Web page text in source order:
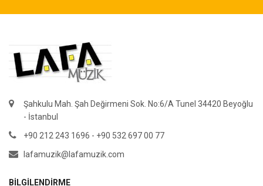
Şahkulu Mah. Şah Değirmeni Sok. No:6/A Tunel 34420 Beyoğlu
- İstanbul
+90 212 243 1696 - +90 532 697 00 77
lafamuzik@lafamuzik.com
BILGILENDIRME